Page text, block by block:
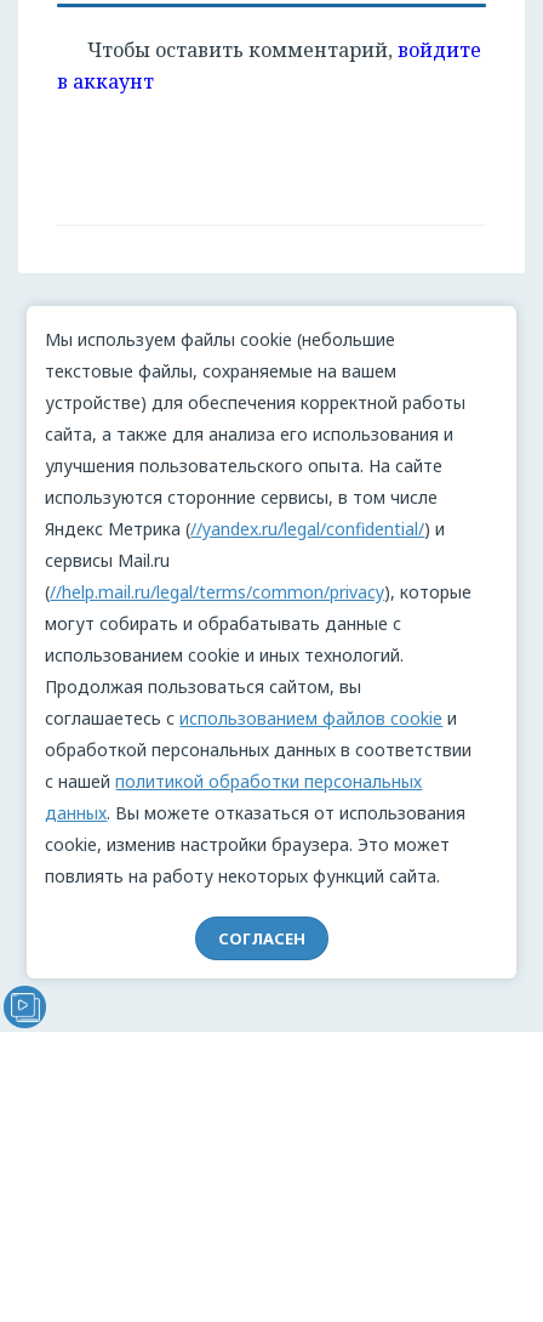
Чтобы оставить комментарий,войдите
в аккаунт
Мы используем файлы cookie (небольшие
текстовые файлы, сохраняемые на вашем
устройстве) для обеспечения корректной работы
сайта, а также для анализа его использования и
улучшения пользовательского опыта. На сайте
используются сторонние сервисы, в том числе
Яндекс Метрика (//yandex.ru/legal/confidential/) и
сервисы Mail.ru
(//help.mail.ru/legal/terms/common/privacy), которые
могут собирать и обрабатывать данные с
использованием cookie и иных технологий.
Продолжая пользоваться сайтом, вы
соглашаетесь сиспользованием файлов cookie и
обработкой персональных данных в соответствии
с нашейполитикой обработки персональных
данных. Вы можете отказаться от использования
cookie, изменив настройки браузера. Это может
повлиять на работу некоторых функций сайта.
СОГЛАСЕН